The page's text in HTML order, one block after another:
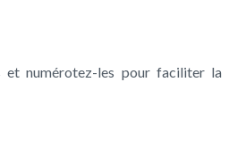
et numérotez-les pour faciliter la